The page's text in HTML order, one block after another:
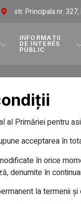
str. Principala nr.
INFORMAȚII
DE INTERES
PUBLIC
al Primăriei pentru
acceptarea în
în orice
denumite în
la termenii